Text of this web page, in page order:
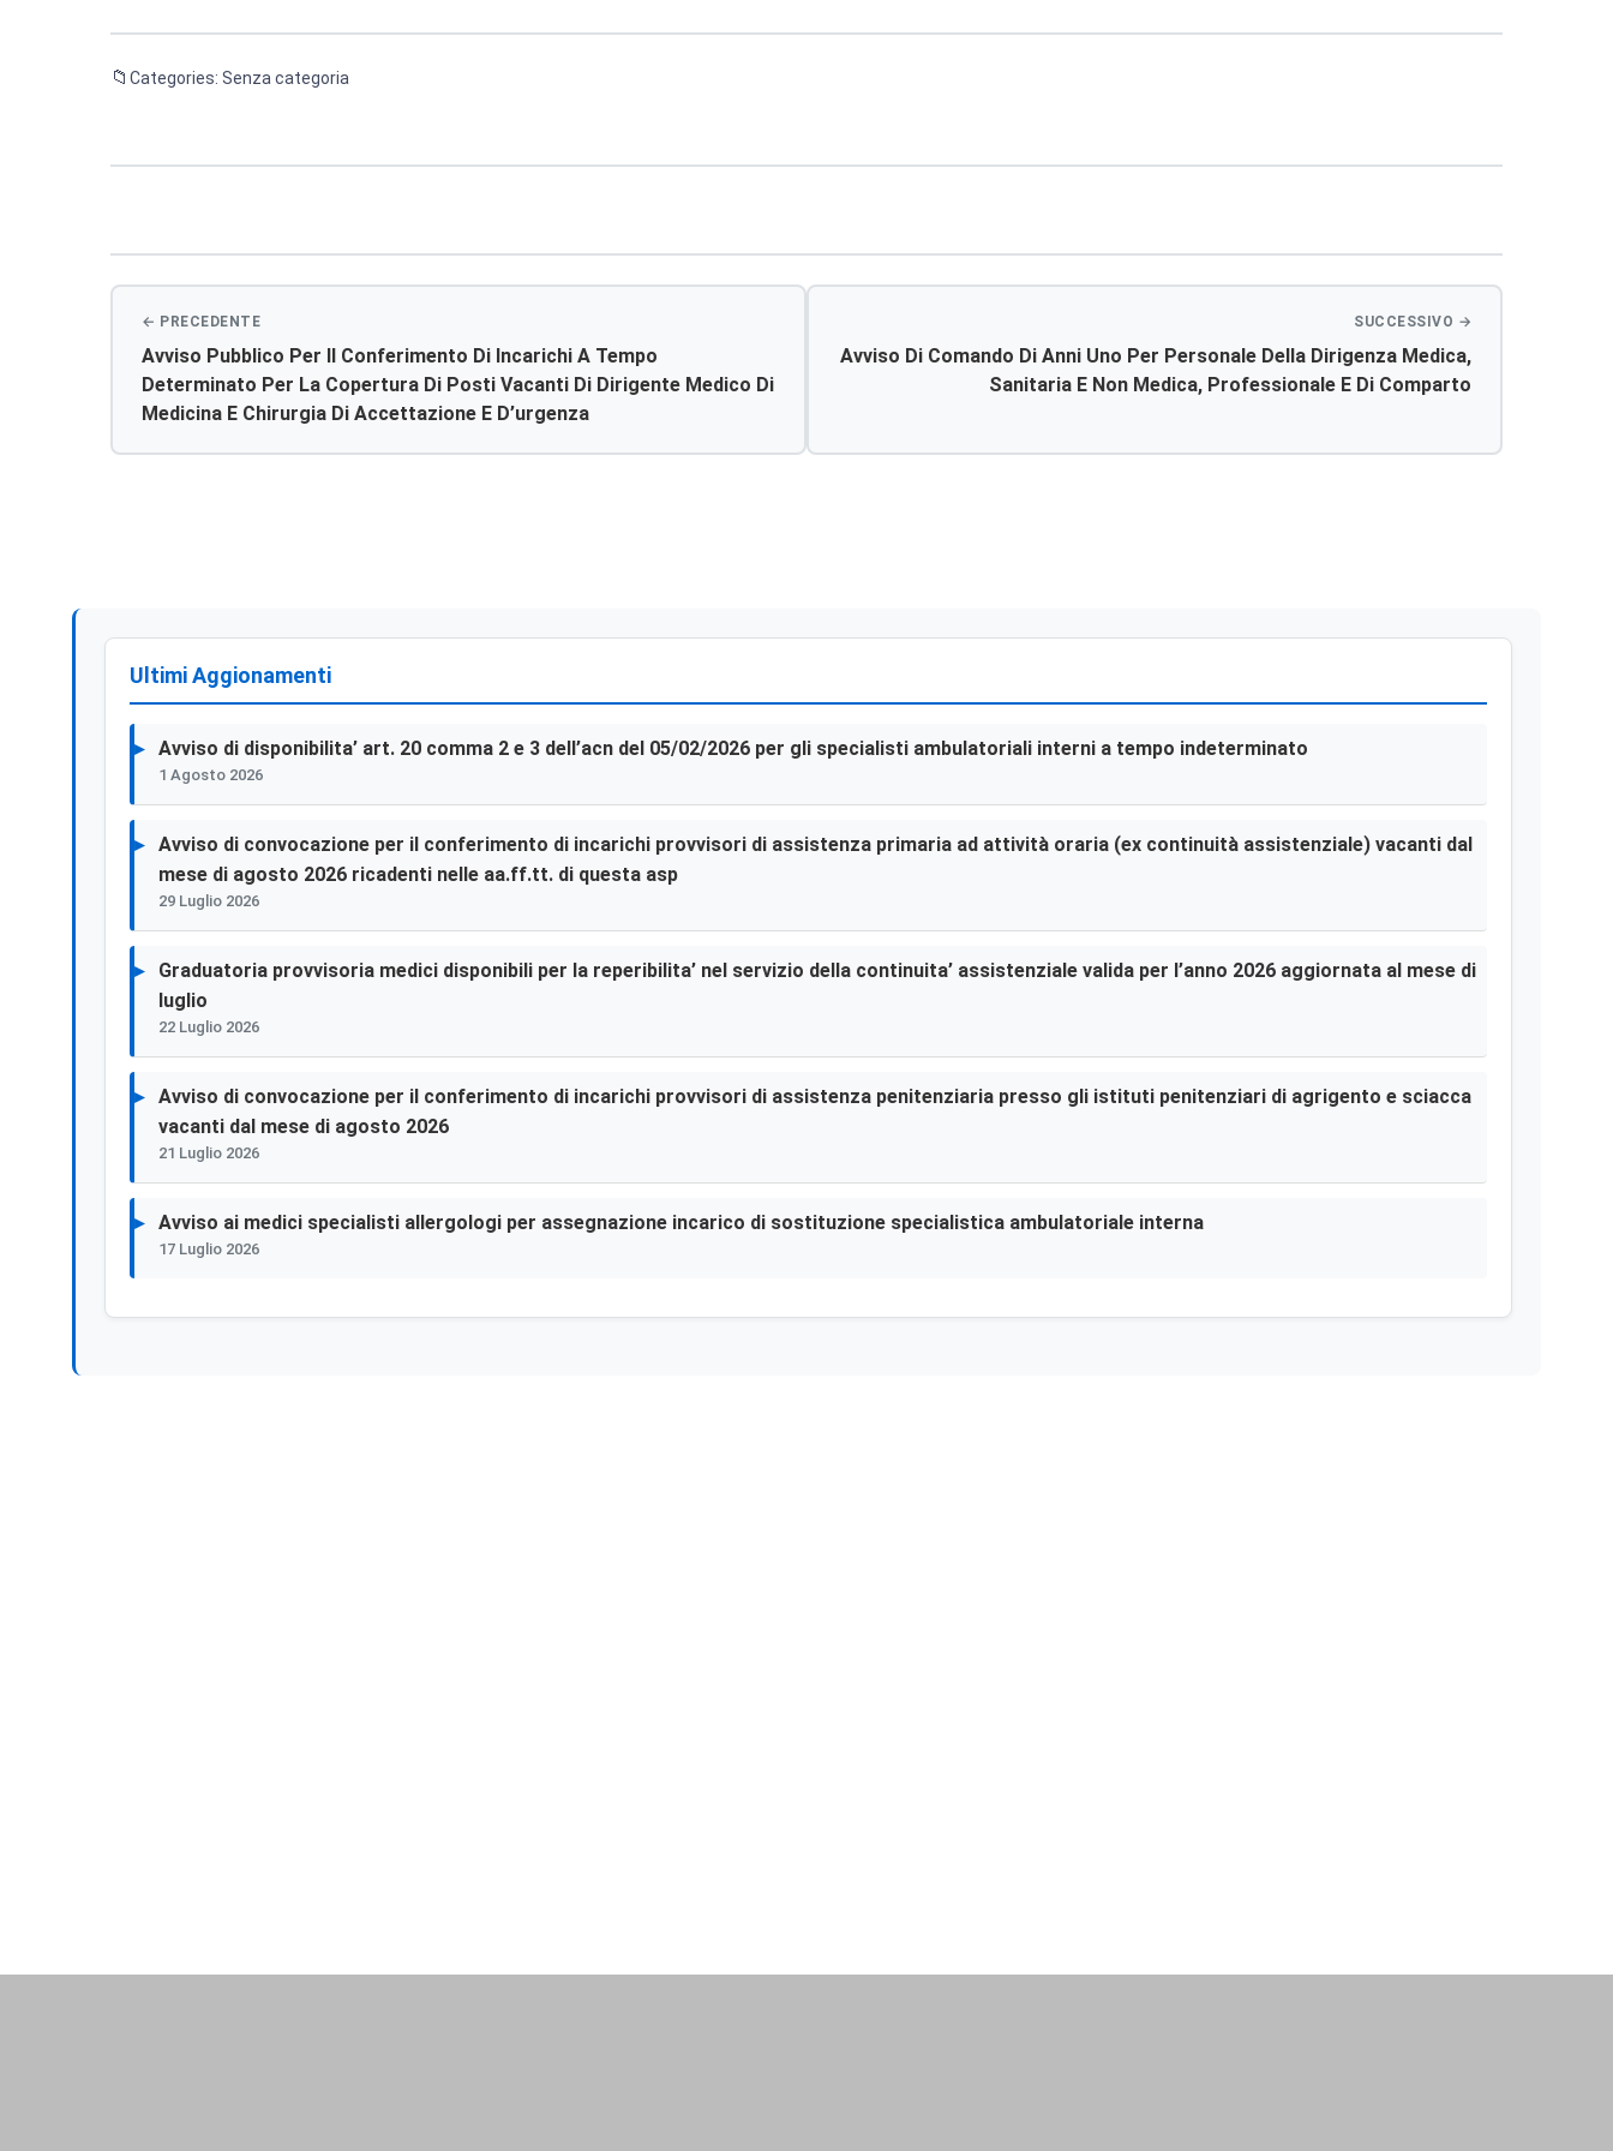
Categories: Senza categoria
articoli
Avviso Pubblico Per Il Conferimento Di Incarichi A Tempo
Determinato Per La Copertura Di Posti Vacanti Di Dirigente Medico Di
Medicina E Chirurgia Di Accettazione E D’urgenza
Avviso Di Comando Di Anni Uno Per Personale Della Dirigenza Medica,
Sanitaria E Non Medica, Professionale E Di Comparto
Ultimi Aggionamenti
Avviso di disponibilita’ art. 20 comma 2 e 3 dell’acn del 05/02/2026 per gli specialisti ambulatoriali interni a tempo indeterminato
1 Agosto 2026
Avviso di convocazione per il conferimento di incarichi provvisori di assistenza primaria ad attività oraria (ex continuità assistenziale) vacanti dal
mese di agosto 2026 ricadenti nelle aa.ff.tt. di questa asp
29 Luglio 2026
Graduatoria provvisoria medici disponibili per la reperibilita’ nel servizio della continuita’ assistenziale valida per l’anno 2026 aggiornata al mese di
luglio
22 Luglio 2026
Avviso di convocazione per il conferimento di incarichi provvisori di assistenza penitenziaria presso gli istituti penitenziari di agrigento e sciacca
vacanti dal mese di agosto 2026
21 Luglio 2026
Avviso ai medici specialisti allergologi per assegnazione incarico di sostituzione specialistica ambulatoriale interna
17 Luglio 2026